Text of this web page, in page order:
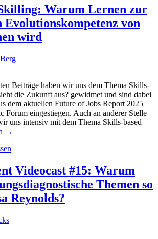
Warum Lernen zur
Evolutionskompetenz von
wird
Beiträge haben wir uns dem Thema Skills-
die Zukunft aus? gewidmet und sind dabei
dem aktuellen Future of Jobs Report 2025
Forum eingestiegen. Auch an anderer Stelle
uns intensiv mit dem Thema Skills-based
→
Videocast #15: Warum
Themen so
Reynolds?